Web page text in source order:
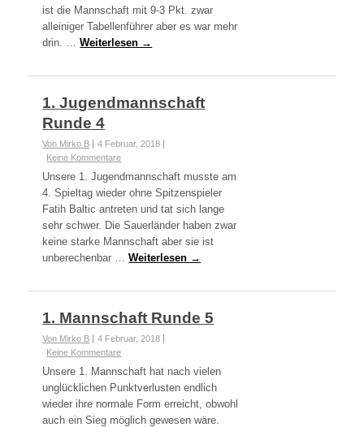
ist die Mannschaft mit 9-3 Pkt. zwar
alleiniger Tabellenführer aber es war mehr
drin. …Weiterlesen →
1. Jugendmannschaft
Runde 4
Von Mirko B
4 Februar, 2018
Keine Kommentare
Unsere 1. Jugendmannschaft musste am
4. Spieltag wieder ohne Spitzenspieler
Fatih Baltic antreten und tat sich lange
sehr schwer. Die Sauerländer haben zwar
keine starke Mannschaft aber sie ist
unberechenbar …Weiterlesen →
1. Mannschaft Runde 5
Von Mirko B
4 Februar, 2018
Keine Kommentare
Unsere 1. Mannschaft hat nach vielen
unglücklichen Punktverlusten endlich
wieder ihre normale Form erreicht, obwohl
auch ein Sieg möglich gewesen wäre.